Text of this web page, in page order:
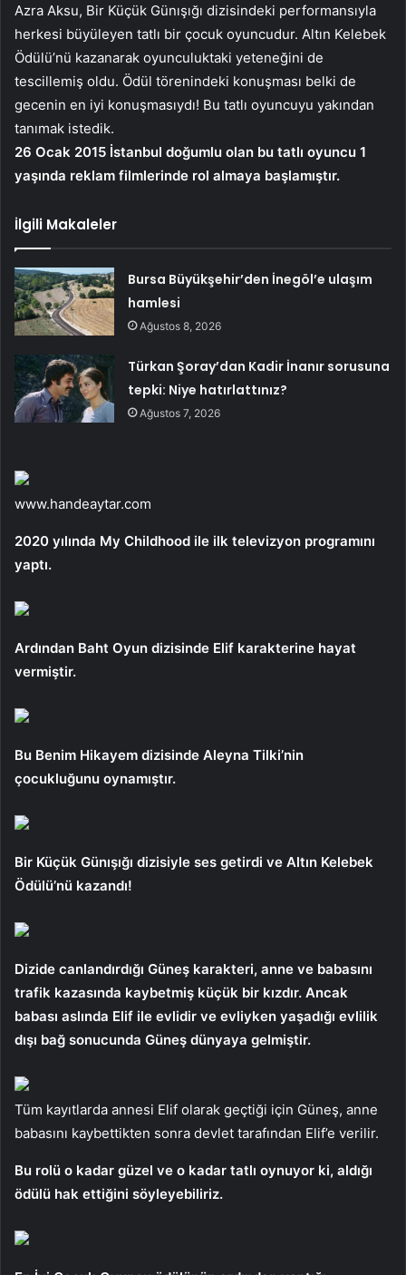
Azra Aksu, Bir Küçük Günışığı dizisindeki performansıyla
herkesi büyüleyen tatlı bir çocuk oyuncudur. Altın Kelebek
Ödülü’nü kazanarak oyunculuktaki yeteneğini de
tescillemiş oldu. Ödül törenindeki konuşması belki de
gecenin en iyi konuşmasıydı! Bu tatlı oyuncuyu yakından
tanımak istedik.
26 Ocak 2015 İstanbul doğumlu olan bu tatlı oyuncu 1
yaşında reklam filmlerinde rol almaya başlamıştır.
İlgili Makaleler
Bursa Büyükşehir’den İnegöl’e ulaşım
hamlesi
Ağustos 8, 2026
Türkan Şoray’dan Kadir İnanır sorusuna
tepki: Niye hatırlattınız?
Ağustos 7, 2026
www.handeaytar.com
2020 yılında My Childhood ile ilk televizyon programını
yaptı.
Ardından Baht Oyun dizisinde Elif karakterine hayat
vermiştir.
Bu Benim Hikayem dizisinde Aleyna Tilki’nin
çocukluğunu oynamıştır.
Bir Küçük Günışığı dizisiyle ses getirdi ve Altın Kelebek
Ödülü’nü kazandı!
Dizide canlandırdığı Güneş karakteri, anne ve babasını
trafik kazasında kaybetmiş küçük bir kızdır. Ancak
babası aslında Elif ile evlidir ve evliyken yaşadığı evlilik
dışı bağ sonucunda Güneş dünyaya gelmiştir.
Tüm kayıtlarda annesi Elif olarak geçtiği için Güneş, anne
babasını kaybettikten sonra devlet tarafından Elif’e verilir.
Bu rolü o kadar güzel ve o kadar tatlı oynuyor ki, aldığı
ödülü hak ettiğini söyleyebiliriz.